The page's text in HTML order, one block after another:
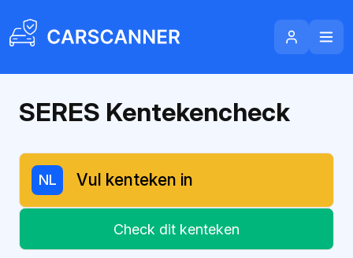
SERES Kentekencheck
NL
Check dit kenteken